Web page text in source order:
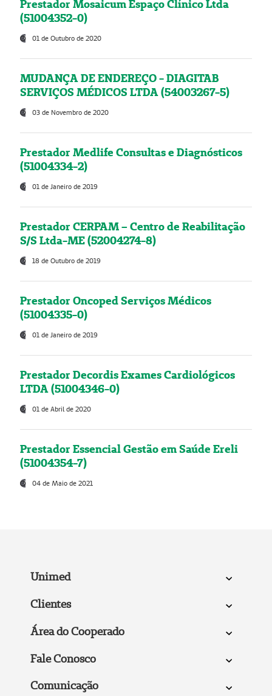
Prestador Mosaicum Espaço Clínico Ltda
(51004352-0)
01 de Outubro de 2020
MUDANÇA DE ENDEREÇO - DIAGITAB
SERVIÇOS MÉDICOS LTDA (54003267-5)
03 de Novembro de 2020
Prestador Medlife Consultas e Diagnósticos
(51004334-2)
01 de Janeiro de 2019
Prestador CERPAM – Centro de Reabilitação
S/S Ltda-ME (52004274-8)
18 de Outubro de 2019
Prestador Oncoped Serviços Médicos
(51004335-0)
01 de Janeiro de 2019
Prestador Decordis Exames Cardiológicos
LTDA (51004346-0)
01 de Abril de 2020
Prestador Essencial Gestão em Saúde Ereli
(51004354-7)
04 de Maio de 2021
Unimed
Clientes
Área do Cooperado
Fale Conosco
Comunicação